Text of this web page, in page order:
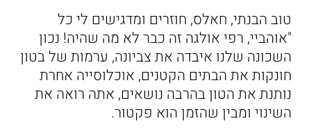
טוב הבנתי, חאלס, חוזרים ומדגישים לי כל
"אוהביי, רפי אולגה זה כבר לא מה שהיה! נכון
השכונה שלנו איבדה את צביונה, ערמות של בטון
חונקות את הבתים הקטנים, אוכלוסייה אחרת
נותנת את הטון בהרבה נושאים, אתה רואה את
השינוי ומבין שהזמן הוא פקטור.
ירושלים
תל אביב